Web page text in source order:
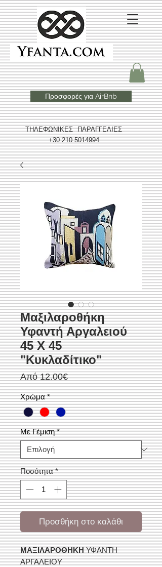
ΤΗΛΕΦΩΝΙΚΕΣ ΠΑΡΑΓΓΕΛΙΕΣ
+30 210 5014994
Προσφορές για AirBnb
Μαξιλαροθήκη
Υφαντή Αργαλειού
45 Χ 45
"Κυκλαδίτικο"
Από12.00€Τιμή
Έκπτωσης
Χρώμα *
Με Γέμιση *
Ποσότητα *
Προσθήκη στο καλάθι
ΜΑΞΙΛΑΡΟΘΗΚΗΥΦΑΝΤΗ
ΑΡΓΑΛΕΙΟΥ